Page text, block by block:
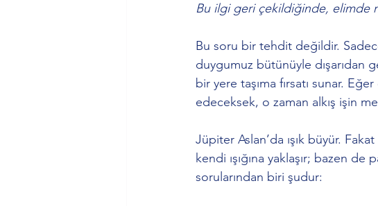
Bu ilgi geri çekildiğinde, elimde
Bu soru bir tehdit değildir.
duygumuz bütünüyle dışarıdan
bir yere taşıma fırsatı sunar.
edeceksek, o zaman alkış işin
Jüpiter Aslan’da ışık büyür.
kendi ışığına yaklaşır; bazen de
sorularından biri şudur: